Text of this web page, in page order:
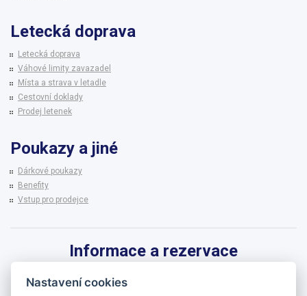
Letecká doprava
Letecká doprava
Váhové limity zavazadel
Místa a strava v letadle
Cestovní doklady
Prodej letenek
Poukazy a jiné
Dárkové poukazy
Benefity
Vstup pro prodejce
Informace a rezervace
Nastavení cookies